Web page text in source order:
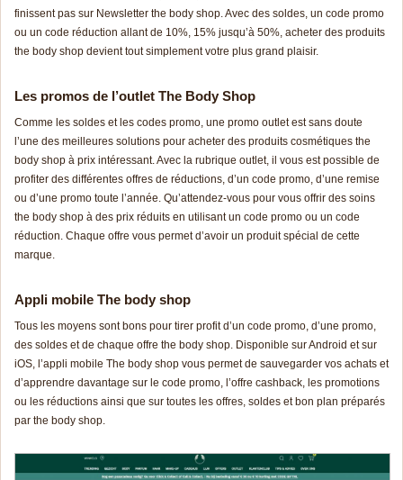
finissent pas sur Newsletter the body shop. Avec des soldes, un code promo
ou un code réduction allant de 10%, 15% jusqu’à 50%, acheter des produits
the body shop devient tout simplement votre plus grand plaisir.
Les promos de l’outlet The Body Shop
Comme les soldes et les codes promo, une promo outlet est sans doute
l’une des meilleures solutions pour acheter des produits cosmétiques the
body shop à prix intéressant. Avec la rubrique outlet, il vous est possible de
profiter des différentes offres de réductions , d’un code promo , d’une remise
ou d’une promo toute l’année. Qu’attendez-vous pour vous offrir des soins
the body shop à des prix réduits en utilisant un code promo ou un code
réduction. Chaque offre vous permet d’avoir un produit spécial de cette
marque.
Appli mobile The body shop
Tous les moyens sont bons pour tirer profit d’un code promo , d’une promo,
des soldes et de chaque offre the body shop. Disponible sur Android et sur
iOS, l’appli mobile The body shop vous permet de sauvegarder vos achats et
d’apprendre davantage sur le code promo , l’offre cashback, les promotions
ou les réductions ainsi que sur toutes les offres, soldes et bon plan préparés
par the body shop.